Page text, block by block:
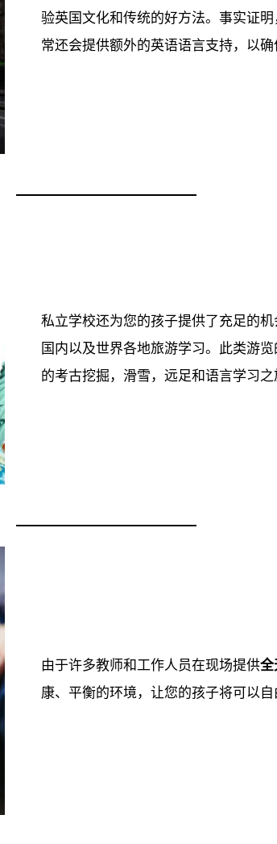
验英国文化和传统的好方法。事实证
常还会提供额外的英语语言支持，以
私立学校还为您的孩子提供了充足的
国内以及世界各地旅游学习。此类游
的考古挖掘，滑雪，远足和语言学习之
由于许多教师和工作人员在现场提供全
康、平衡的环境，让您的孩子将可以